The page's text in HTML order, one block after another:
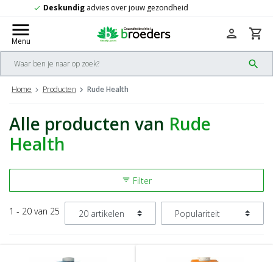
check Gratisverzending vanaf 50,-
menu
Menu
search
person shopping_cart
Home Producten Rude Health
Alle producten van Rude
Health
filter_list Filter
1 - 20 van 25